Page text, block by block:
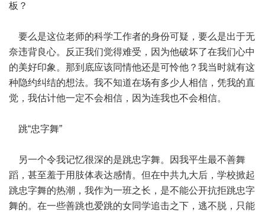
板？
要么是这位老师的科学工作者的身份可疑，要么是出于无
奈违背良心。反正我们觉得难受，因为他破坏了在我们心中
的美好印象。那到底应该同情他还是可怜他？我当时就有这
种隐约纠结的想法。我不知道在场有多少人相信，凭我的直
觉，我估计他一定不会相信，因为连我也不会相信。
跳“忠字舞”
另一个令我记忆很深的是跳忠字舞。因我平生最不善舞
蹈，甚至羞于用肢体表达感情。但在中共九大后，学校掀起
跳忠字舞的热潮，我作为一班之长，是不能公开抗拒跳忠字
舞的。在一些善跳也爱跳的女同学追击之下，逃不脱，只能